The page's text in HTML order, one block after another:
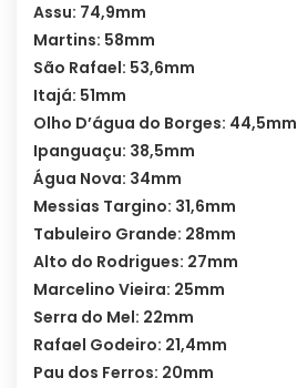
Assu: 74,9mm
Martins: 58mm
São Rafael: 53,6mm
Itajá: 51mm
Olho D’água do Borges: 44,5mm
Ipanguaçu: 38,5mm
Água Nova: 34mm
Messias Targino: 31,6mm
Tabuleiro Grande: 28mm
Alto do Rodrigues: 27mm
Marcelino Vieira: 25mm
Serra do Mel: 22mm
Rafael Godeiro: 21,4mm
Pau dos Ferros: 20mm